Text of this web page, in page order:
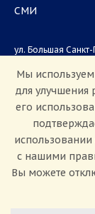
СМИ
ул. Большая
Приемная
Мы
для улучшения
его
с нашими
Вы можете